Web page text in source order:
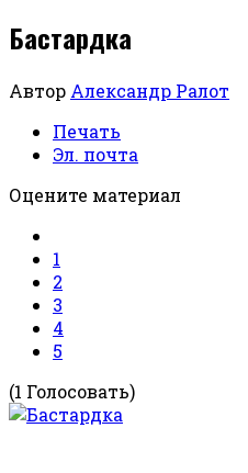
Бастардка
Автор Александр Ралот
Печать
Эл. почта
Оцените материал
1
2
3
4
5
(1 Голосовать)